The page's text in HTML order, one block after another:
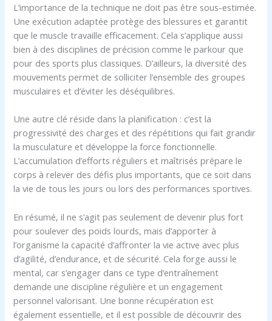
L’importance de la technique ne doit pas être sous-estimée.
Une exécution adaptée protège des blessures et garantit
que le muscle travaille efficacement. Cela s’applique aussi
bien à des disciplines de précision comme le parkour que
pour des sports plus classiques. D’ailleurs, la diversité des
mouvements permet de solliciter l’ensemble des groupes
musculaires et d’éviter les déséquilibres.
Une autre clé réside dans la planification : c’est la
progressivité des charges et des répétitions qui fait grandir
la musculature et développe la force fonctionnelle.
L’accumulation d’efforts réguliers et maîtrisés prépare le
corps à relever des défis plus importants, que ce soit dans
la vie de tous les jours ou lors des performances sportives.
En résumé, il ne s’agit pas seulement de devenir plus fort
pour soulever des poids lourds, mais d’apporter à
l’organisme la capacité d’affronter la vie active avec plus
d’agilité, d’endurance, et de sécurité. Cela forge aussi le
mental, car s’engager dans ce type d’entraînement
demande une discipline régulière et un engagement
personnel valorisant. Une bonne récupération est
également essentielle, et il est possible de découvrir des